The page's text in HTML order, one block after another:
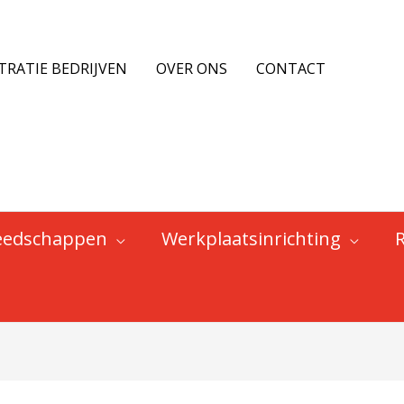
BEDRIJVEN OVER ONS CONTACT
Werkplaatsinrichting